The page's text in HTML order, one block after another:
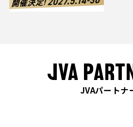
JVA
JVAパートナ